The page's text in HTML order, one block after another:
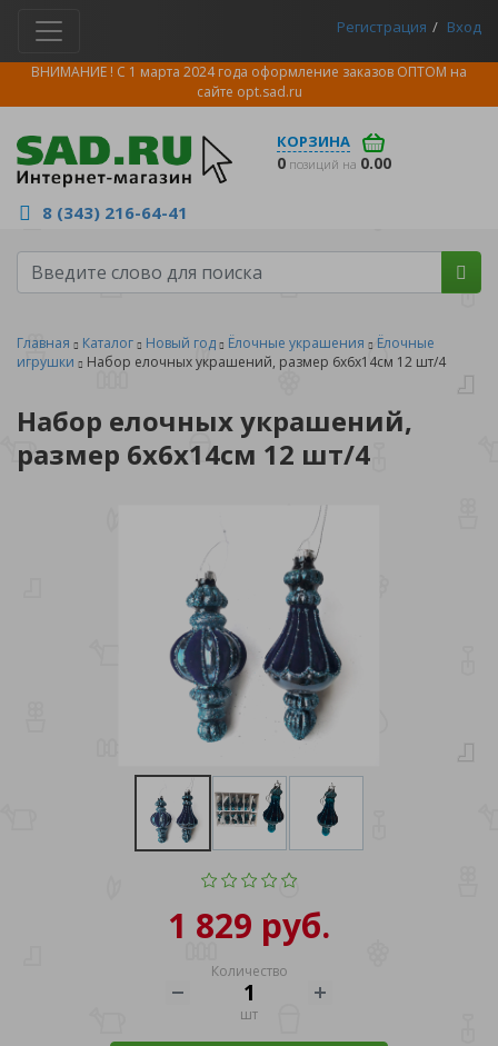
Регистрация Вход
ВНИМАНИЕ ! С 1 марта 2024 года оформление заказов ОПТОМ на
сайте opt.sad.ru
КОРЗИНА
0 позиций на 0.00
8 (343) 216-64-41
Главная Каталог Новый год Ёлочные украшения
Ёлочные
игрушки
Набор елочных украшений, размер 6x6x14см 12 шт/4
Набор елочных украшений,
размер 6x6x14см 12 шт/4
1 829 руб.
Количество
шт